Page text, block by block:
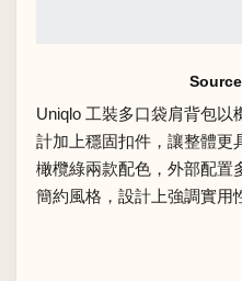
Uniqlo 工裝多口袋肩背包以
計加上穩固扣件，讓整體更
橄欖綠兩款配色，外部配置
簡約風格，設計上強調實用